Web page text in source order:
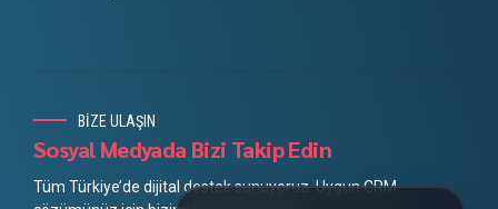
BİZE ULAŞIN
Sosyal Medyada Bizi Takip Edin
Tüm Türkiye’de dijital destek sunuyoruz. Uygun CRM